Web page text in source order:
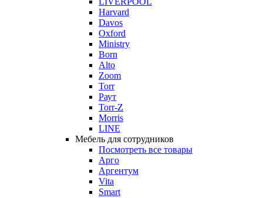
Harvard
Davos
Oxford
Ministry
Born
Alto
Zoom
Torr
Раут
Torr-Z
Morris
LINE
Мебель для сотрудников
Посмотреть все товары
Арго
Аргентум
Vita
Smart